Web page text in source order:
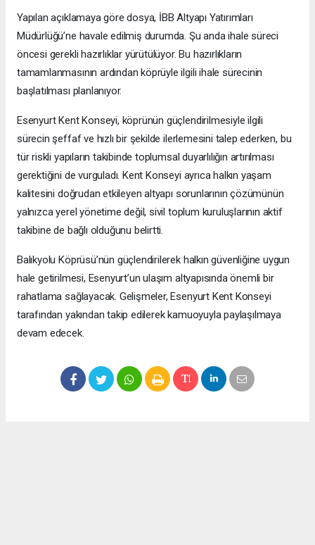
Yapılan açıklamaya göre dosya, İBB Altyapı Yatırımları
Müdürlüğü’ne havale edilmiş durumda. Şu anda ihale süreci
öncesi gerekli hazırlıklar yürütülüyor. Bu hazırlıkların
tamamlanmasının ardından köprüyle ilgili ihale sürecinin
başlatılması planlanıyor.
Esenyurt Kent Konseyi, köprünün güçlendirilmesiyle ilgili
sürecin şeffaf ve hızlı bir şekilde ilerlemesini talep ederken, bu
tür riskli yapıların takibinde toplumsal duyarlılığın artırılması
gerektiğini de vurguladı. Kent Konseyi ayrıca halkın yaşam
kalitesini doğrudan etkileyen altyapı sorunlarının çözümünün
yalnızca yerel yönetime değil, sivil toplum kuruluşlarının aktif
takibine de bağlı olduğunu belirtti.
Balıkyolu Köprüsü’nün güçlendirilerek halkın güvenliğine uygun
hale getirilmesi, Esenyurt’un ulaşım altyapısında önemli bir
rahatlama sağlayacak. Gelişmeler, Esenyurt Kent Konseyi
tarafından yakından takip edilerek kamuoyuyla paylaşılmaya
devam edecek.